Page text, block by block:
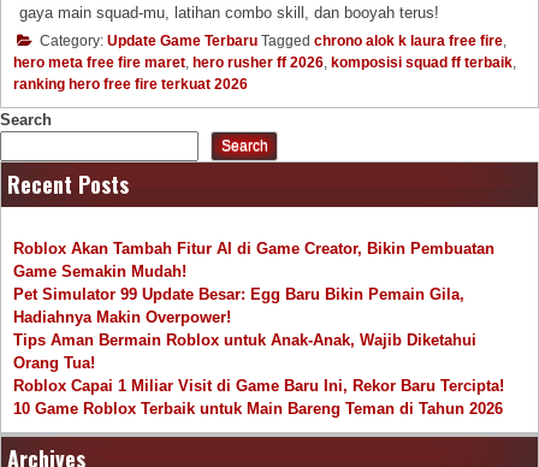
gaya main squad-mu, latihan combo skill, dan booyah terus!
Category: Update Game Terbaru Tagged chrono alok k laura free fire,
hero meta free fire maret, hero rusher ff 2026, komposisi squad ff terbaik,
ranking hero free fire terkuat 2026
Search
Search
Recent Posts
Roblox Akan Tambah Fitur AI di Game Creator, Bikin Pembuatan
Game Semakin Mudah!
Pet Simulator 99 Update Besar: Egg Baru Bikin Pemain Gila,
Hadiahnya Makin Overpower!
Tips Aman Bermain Roblox untuk Anak-Anak, Wajib Diketahui
Orang Tua!
Roblox Capai 1 Miliar Visit di Game Baru Ini, Rekor Baru Tercipta!
10 Game Roblox Terbaik untuk Main Bareng Teman di Tahun 2026
Archives